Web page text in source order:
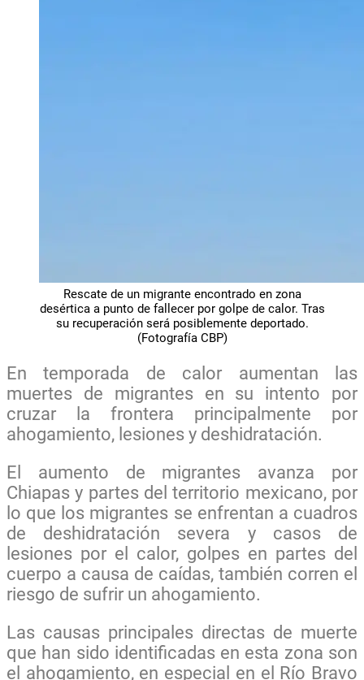
Rescate de un migrante encontrado en zona
desértica a punto de fallecer por golpe de calor. Tras
su recuperación será posiblemente deportado.
(Fotografía CBP)
En temporada de calor aumentan las
muertes de migrantes en su intento por
cruzar la frontera principalmente por
ahogamiento, lesiones y deshidratación.
El aumento de migrantes avanza por
Chiapas y partes del territorio mexicano, por
lo que los migrantes se enfrentan a cuadros
de deshidratación severa y casos de
lesiones por el calor, golpes en partes del
cuerpo a causa de caídas, también corren el
riesgo de sufrir un ahogamiento.
Las causas principales directas de muerte
que han sido identificadas en esta zona son
el ahogamiento, en especial en el Río Bravo